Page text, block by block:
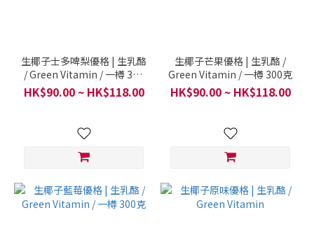
生椰子士多啤梨優格 | 生乳酪
/ Green Vitamin / 一樽 300
克
HK$90.00 ~ HK$118.00
生椰子芒果優格 | 生乳酪 /
Green Vitamin / 一樽 300克
HK$90.00 ~ HK$118.00